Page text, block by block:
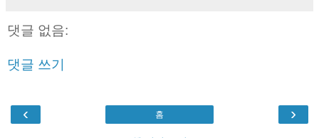
댓글 없음:
댓글 쓰기
‹ ›
홈